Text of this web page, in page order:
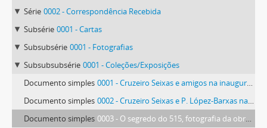
Série 0002 - Correspondência Recebida
Subsérie 0001 - Cartas
Subsubsérie 0001 - Fotografias
Subsubsubsérie 0001 - Coleções/Exposições
Documento simples 0001 - Cruzeiro Seixas e amigos na inauguração da exposição em Famalicão
Documento simples 0002 - Cruzeiro Seixas e P. López-Barxas na inauguração da exposição em Famalicão
Documento simples 0003 - O segredo do 515, fotografia da obra de Lima de Freitas